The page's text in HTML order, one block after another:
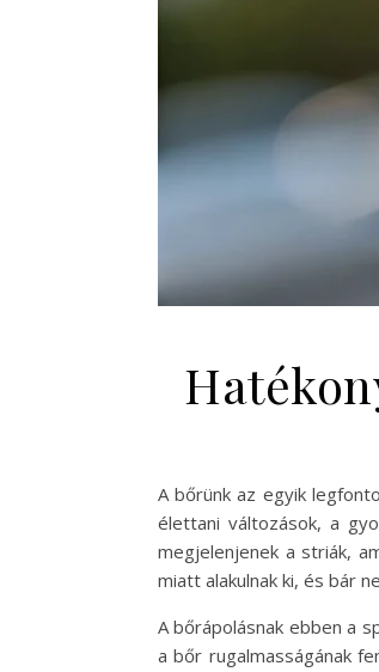
A bőrünk az egyik
élettani változások, a
megjelenjenek a striák,
miatt alakulnak ki, és bár
A bőrápolásnak ebben a
a bőr rugalmasságának